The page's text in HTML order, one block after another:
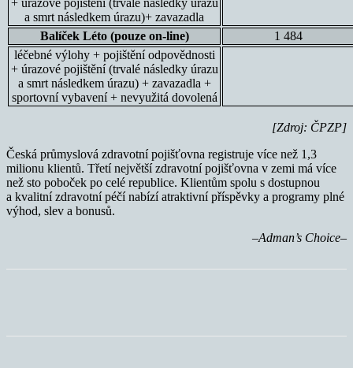
+ úrazové pojištění (trvalé následky úrazu
a smrt následkem úrazu)+ zavazadla
Balíček Léto (pouze on-line)
1 484
léčebné výlohy + pojištění odpovědnosti
+ úrazové pojištění (trvalé následky úrazu
a smrt následkem úrazu) + zavazadla +
sportovní vybavení + nevyužitá dovolená
[Zdroj: ČPZP]
Česká průmyslová zdravotní pojišťovna registruje více než 1,3
milionu klientů. Třetí největší zdravotní pojišťovna v zemi má více
než sto poboček po celé republice. Klientům spolu s dostupnou
a kvalitní zdravotní péčí nabízí atraktivní příspěvky a programy plné
výhod, slev a bonusů.
–Adman’s Choice–